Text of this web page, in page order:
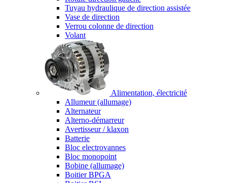
Tuyau hydraulique de direction assistée
Vase de direction
Verrou colonne de direction
Volant
Alimentation, électricité
Allumeur (allumage)
Alternateur
Alterno-démarreur
Avertisseur / klaxon
Batterie
Bloc electrovannes
Bloc monopoint
Bobine (allumage)
Boitier BPGA